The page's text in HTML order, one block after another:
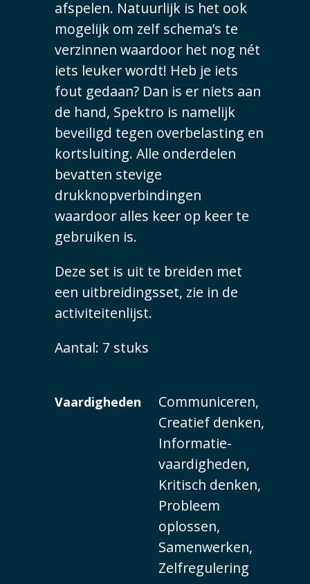
afspelen. Natuurlijk is het ook
mogelijk om zelf schema’s te
verzinnen waardoor het nog nét
iets leuker wordt! Heb je iets
fout gedaan? Dan is er niets aan
de hand, Spektro is namelijk
beveiligd tegen overbelasting en
kortsluiting. Alle onderdelen
bevatten stevige
drukknopverbindingen
waardoor alles keer op keer te
gebruiken is.
Deze set is uit te breiden met
een uitbreidingsset, zie in de
activiteitenlijst.
Aantal: 7 stuks
Vaardigheden
Communiceren,
Creatief denken,
Informatie-
vaardigheden,
Kritisch denken,
Probleem
oplossen,
Samenwerken,
Zelfregulering